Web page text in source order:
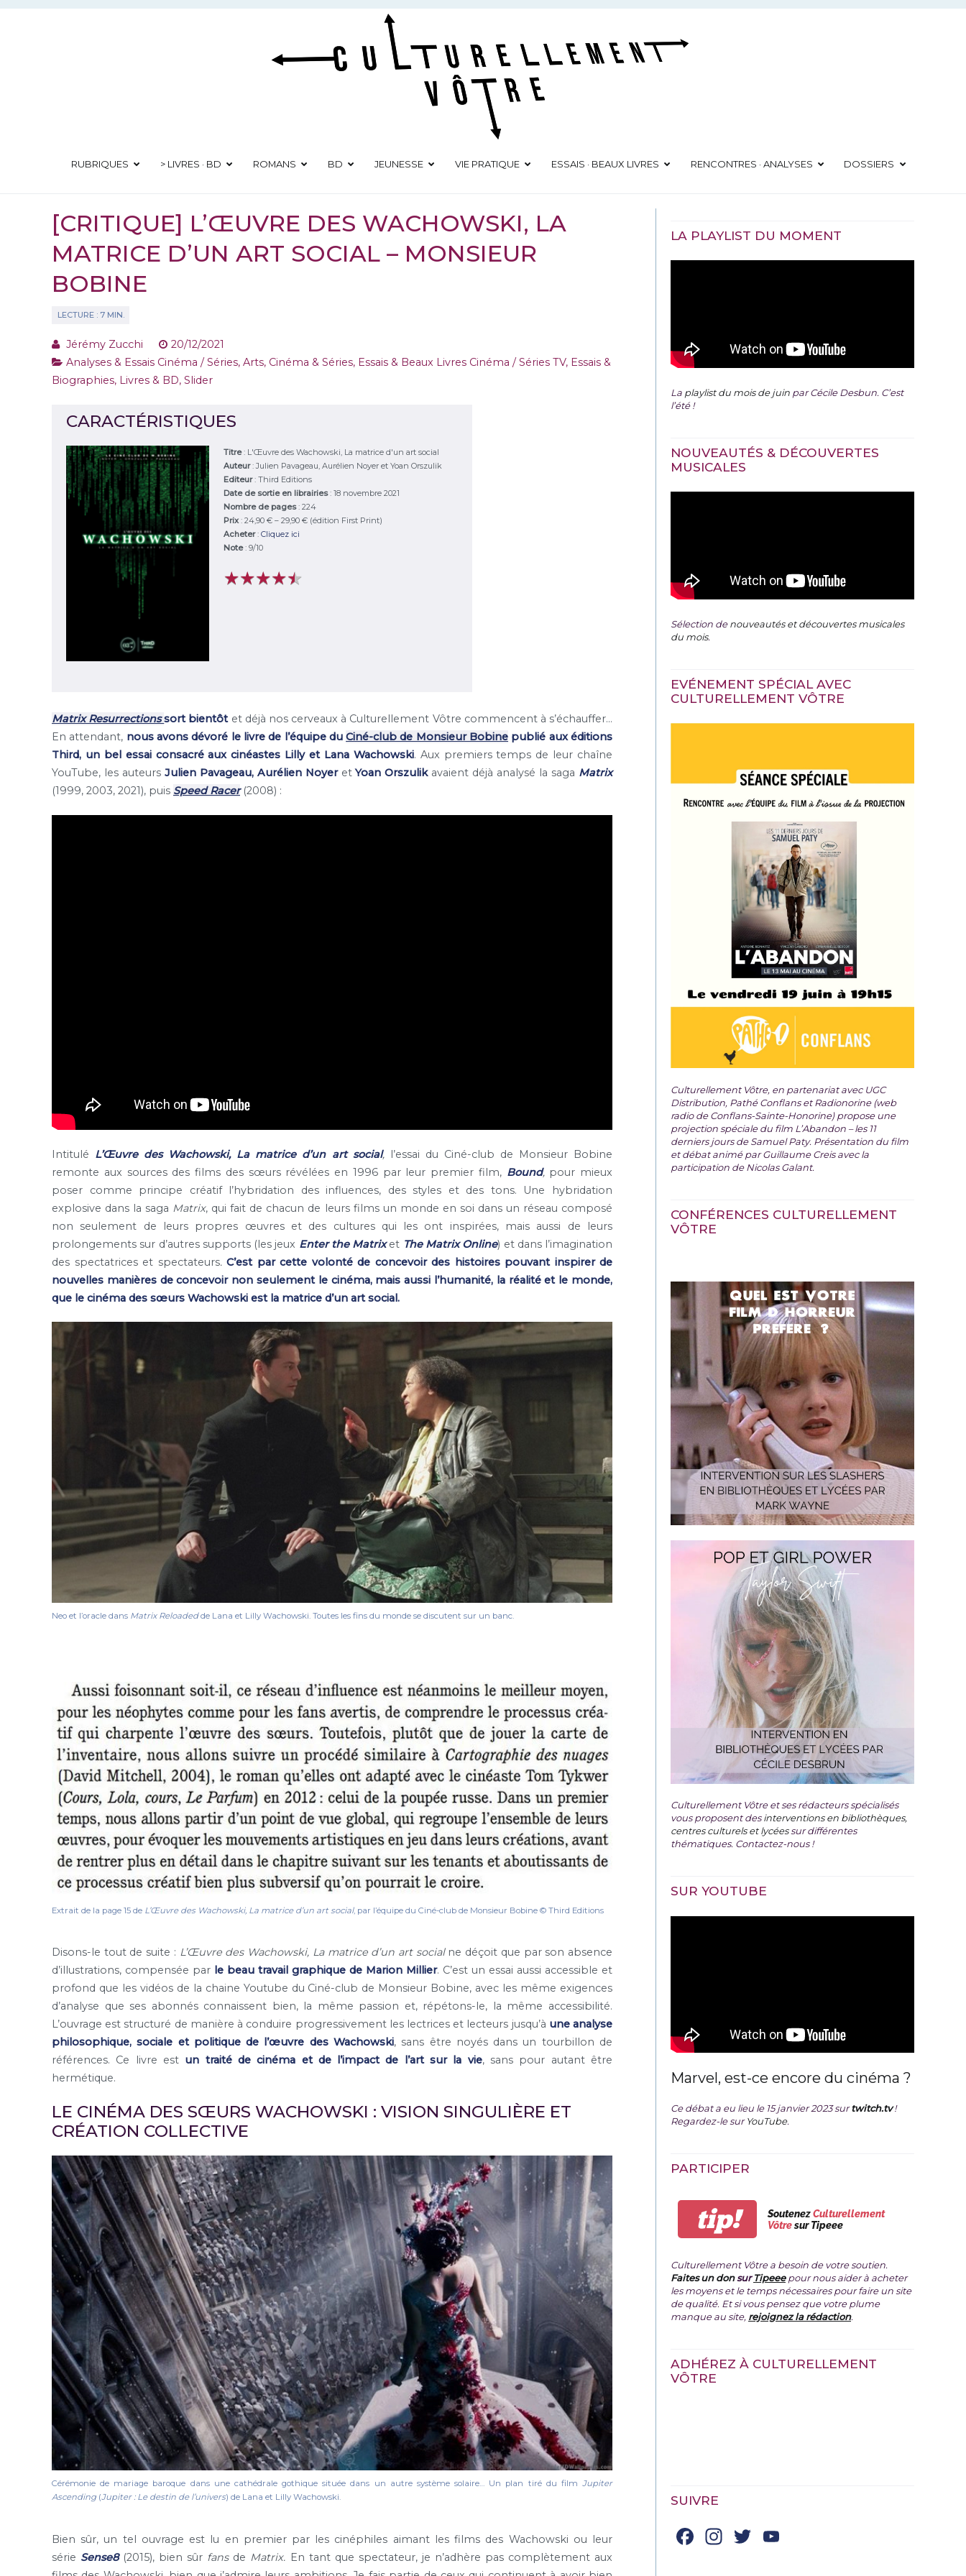
Aller
RUBRIQUES > LIVRES · BD ROMANS BD JEUNESSE VIE PRATIQUE ESSAIS · BEAUX LIVRES RENCONTRES · ANALYSES DOSSIERS
[CRITIQUE] L’ŒUVRE DES WACHOWSKI, LA
MATRICE D’UN ART SOCIAL – MONSIEUR
BOBINE
Jérémy Zucchi
20/12/2021
Analyses & Essais Cinéma / Séries, Arts, Cinéma & Séries, Essais & Beaux Livres Cinéma / Séries TV, Essais &
Biographies, Livres & BD, Slider
CARACTÉRISTIQUES
Titre: L'Œuvre des Wachowski, La matrice d'un art social
Auteur:Julien Pavageau, Aurélien Noyer et Yoan Orszulik
Editeur:Third Editions
Date de sortie en librairies: 18 novembre 2021
Nombre de pages: 224
Prix: 24,90 € – 29,90 € (édition First Print)
Acheter:Cliquez ici
Note:9/10
★★★★★
★★★★★
Matrix Resurrectionssort bientôtet déjà nos cerveaux à Culturellement Vôtre commencent à s’échauffer…
En attendant, nous avons dévoré le livre de l’équipe duCiné-club de Monsieur Bobine publié aux éditions
Third, un bel essai consacré aux cinéastes Lilly et Lana Wachowski. Aux premiers temps de leur chaîne
YouTube, les auteurs Julien Pavageau, Aurélien Noyer etYoan Orszulikavaient déjà analysé la saga Matrix
(1999, 2003, 2021), puis Speed Racer (2008) :
Intitulé L’Œuvre des Wachowski, La matrice d’un art social, l’essai du Ciné-club de Monsieur Bobine
remonte aux sources des films des sœurs révélées en 1996 par leur premier film, Bound, pour mieux
poser comme principe créatif l’hybridation des influences, des styles et des tons. Une hybridation
explosive dans la saga Matrix, qui fait de chacun de leurs films un monde en soi dans un réseau composé
non seulement de leurs propres œuvres et des cultures qui les ont inspirées, mais aussi de leurs
prolongements sur d’autres supports (les jeux Enter the Matrixet The Matrix Online) et dans l’imagination
des spectatrices et spectateurs. C’est par cette volonté de concevoir des histoires pouvant inspirer de
nouvelles manières de concevoir non seulement le cinéma, mais aussi l’humanité, la réalité et le monde,
que le cinéma des sœurs Wachowski est la matrice d’un art social.
Neo et l’oracle dans Matrix Reloadedde Lana et Lilly Wachowski. Toutes les fins du monde se discutent sur un banc.
Extrait de la page 15 de L’Œuvre des Wachowski, La matrice d’un art social, par l’équipe du Ciné-club de Monsieur Bobine © Third Editions
Disons-le tout de suite : L’Œuvre des Wachowski, La matrice d’un art social ne déçoit que par son absence
d’illustrations, compensée par le beau travail graphique de Marion Millier. C’est un essai aussi accessible et
profond que les vidéos de la chaine Youtube du Ciné-club de Monsieur Bobine, avec les même exigences
d’analyse que ses abonnés connaissent bien, la même passion et, répétons-le, la même accessibilité.
L’ouvrage est structuré de manière à conduire progressivement les lectrices et lecteurs jusqu’à une analyse
philosophique, sociale et politique de l’œuvre des Wachowski, sans être noyés dans un tourbillon de
références. Ce livre est un traité de cinéma et de l’impact de l’art sur la vie, sans pour autant être
hermétique.
LE CINÉMA DES SŒURS WACHOWSKI : VISION SINGULIÈRE ET
CRÉATION COLLECTIVE
Cérémonie de mariage baroque dans une cathédrale gothique située dans un autre système solaire… Un plan tiré du film Jupiter
Ascending (Jupiter : Le destin de l’univers) de Lana et Lilly Wachowski.
Bien sûr, un tel ouvrage est lu en premier par les cinéphiles aimant les films des Wachowski ou leur
série Sense8(2015), bien sûr fans de Matrix. En tant que spectateur, je n’adhère pas complètement aux
LA PLAYLIST DU MOMENT
La playlist du mois de juin par Cécile Desbun. C’est
l’été !
NOUVEAUTÉS & DÉCOUVERTES
MUSICALES
Sélection denouveautés et découvertes musicales
du mois.
EVÉNEMENT SPÉCIAL AVEC
CULTURELLEMENT VÔTRE
Culturellement Vôtre, en partenariat avec UGC
Distribution, Pathé Conflans et Radionorine (web
radio de Conflans-Sainte-Honorine) propose une
projection spéciale du film L’Abandon – les 11
derniers jours de Samuel Paty. Présentation du film
et débat animé par Guillaume Creis avec la
participation de Nicolas Galant.
CONFÉRENCES CULTURELLEMENT
VÔTRE
Culturellement Vôtre et ses rédacteurs spécialisés
vous proposent desinterventions en bibliothèques,
centres culturels et lycéessur différentes
thématiques. Contactez-nous !
SUR YOUTUBE
Marvel, est-ce encore du cinéma ?
Ce débat a eu lieu le 15 janvier 2023 surtwitch.tv !
Regardez-le surYouTube.
PARTICIPER
tip! SoutenezCulturellement
Vôtresur Tipeee
Culturellement Vôtre a besoin de votre soutien.
Faites un donsurTipeeepour nous aider à acheter
les moyens et le temps nécessaires pour faire un site
de qualité. Et si vous pensez que votre plume
manque au site, rejoignez la rédaction.
ADHÉREZ À CULTURELLEMENT
VÔTRE
SUIVRE
Facebook
Instagram
Twitter